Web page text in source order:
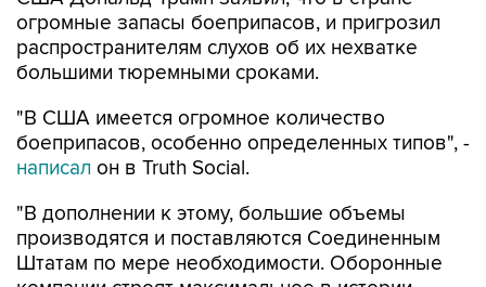
огромные запасы боеприпасов, и пригрозил
распространителям слухов об их нехватке
большими тюремными сроками.
"В США имеется огромное количество
боеприпасов, особенно определенных типов", -
написал он в Truth Social.
"В дополнении к этому, большие объемы
производятся и поставляются Соединенным
Штатам по мере необходимости. Оборонные